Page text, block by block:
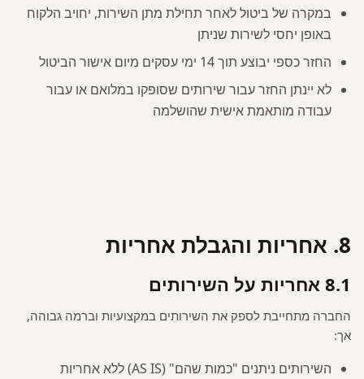
במקרה של ביטול לאחר תחילת מתן השירות, יחויב הלקוח
באופן יחסי לשירות שניתן
החזר כספי יבוצע תוך 14 ימי עסקים מיום אישור הביטול
לא יינתן החזר עבור שירותים שסופקו במלואם או עבור
עבודה מותאמת אישית שהושלמה
8. אחריות והגבלת אחריות
8.1 אחריות על השירותים
החברה מתחייבת לספק את השירותים במקצועיות וברמה גבוהה,
אך:
השירותים ניתנים "כמות שהם" (AS IS) ללא אחריות